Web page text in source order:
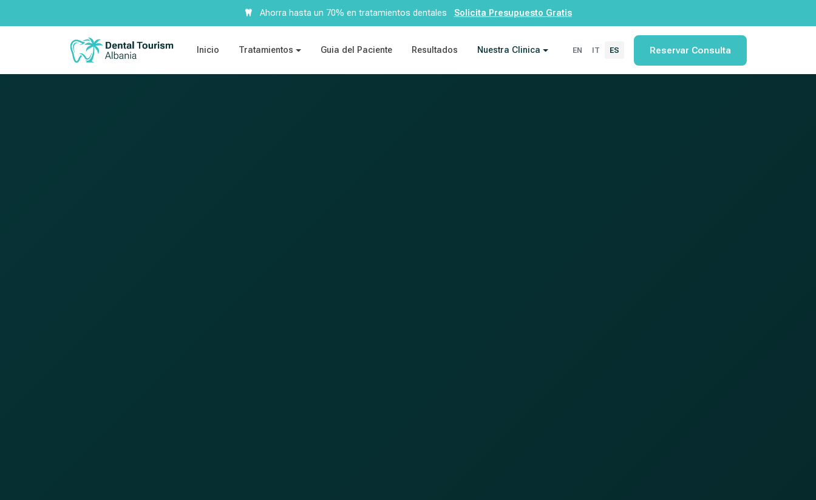
Ahorra hasta un 70% en tratamientos dentales Solicita Presupuesto Gratis
Inicio Tratamientos Guia del Paciente Resultados Nuestra Clinica EN IT ES Reservar Consulta